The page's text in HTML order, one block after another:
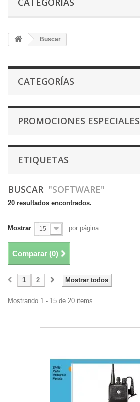
Buscar
CATEGORÍAS
PROMOCIONES ESPECIALES
ETIQUETAS
BUSCAR "SOFTWARE"
20 resultados encontrados.
Mostrar 15 por página
Comparar (0)
Mostrar todos
1 2
Mostrando 1 - 15 de 20 items